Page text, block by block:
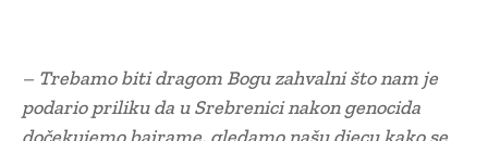
– Trebamo biti dragom Bogu zahvalni što nam je
podario priliku da u Srebrenici nakon genocida